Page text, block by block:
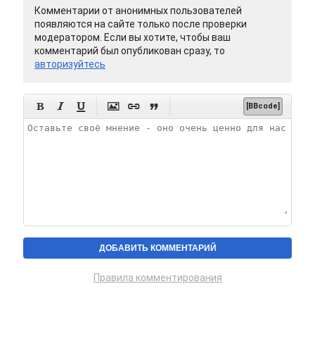
Комментарии от анонимных пользователей
появляются на сайте только после проверки
модератором. Если вы хотите, чтобы ваш
комментарий был опубликован сразу, то
авторизуйтесь
      [BBcode]
Правила комментирования